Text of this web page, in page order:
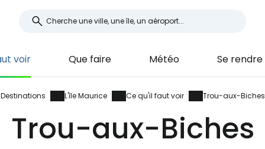
voir Que faire Météo Se rendre
Destinations L'île Maurice Ce qu'il faut voir Trou-aux-Biches
Trou-aux-Biches